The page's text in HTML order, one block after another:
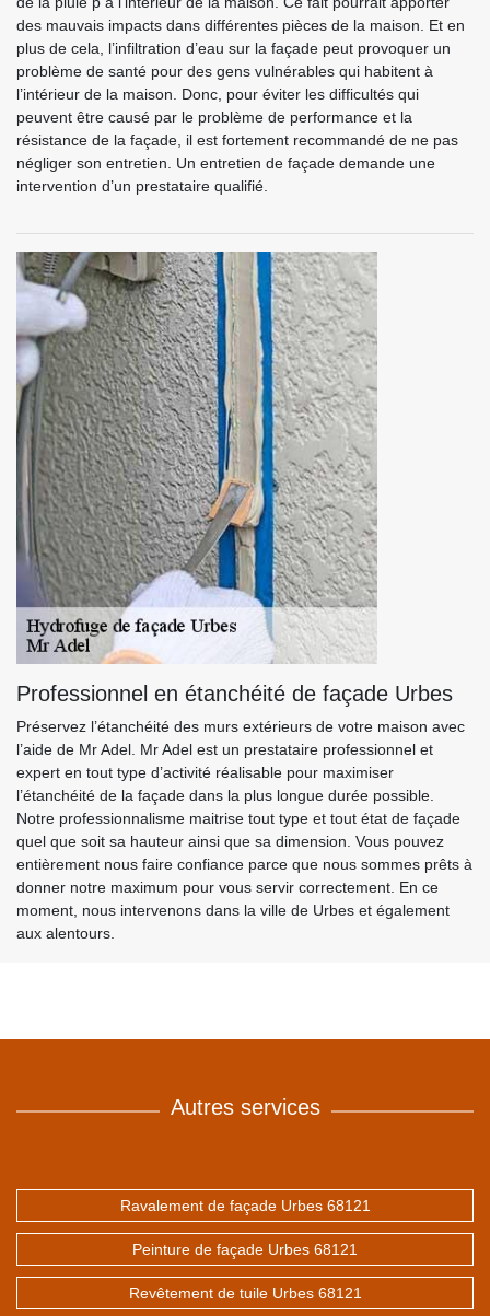
des mauvais impacts dans différentes pièces de la maison. Et en
plus de cela, l’infiltration d’eau sur la façade peut provoquer un
problème de santé pour des gens vulnérables qui habitent à
l’intérieur de la maison. Donc, pour éviter les difficultés qui
peuvent être causé par le problème de performance et la
résistance de la façade, il est fortement recommandé de ne pas
négliger son entretien. Un entretien de façade demande une
intervention d’un prestataire qualifié.
Professionnel en étanchéité de façade Urbes
Préservez l’étanchéité des murs extérieurs de votre maison avec
l’aide de Mr Adel. Mr Adel est un prestataire professionnel et
expert en tout type d’activité réalisable pour maximiser
l’étanchéité de la façade dans la plus longue durée possible.
Notre professionnalisme maitrise tout type et tout état de façade
quel que soit sa hauteur ainsi que sa dimension. Vous pouvez
entièrement nous faire confiance parce que nous sommes prêts à
donner notre maximum pour vous servir correctement. En ce
moment, nous intervenons dans la ville de Urbes et également
aux alentours.
Autres services
Ravalement de façade Urbes 68121
Peinture de façade Urbes 68121
Revêtement de tuile Urbes 68121